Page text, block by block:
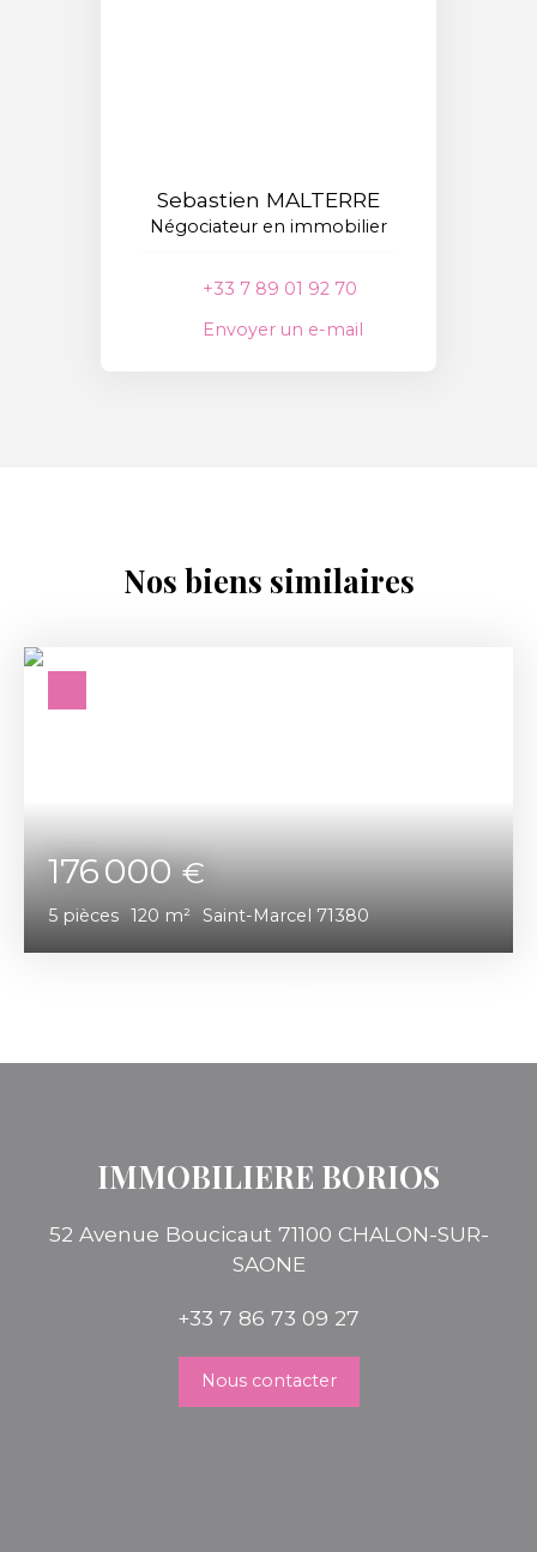
Sebastien MALTERRE
Négociateur en immobilier
+33 7 89 01 92 70
Envoyer un e-mail
Nos biens similaires
176 000€
5 pièces 120 m² Saint-Marcel 71380
IMMOBILIERE BORIOS
52 Avenue Boucicaut 71100 CHALON-SUR-
SAONE
+33 7 86 73 09 27
Nous contacter